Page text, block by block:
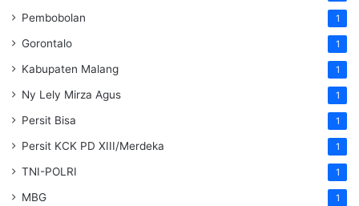
Pembobolan 1
Gorontalo 1
Kabupaten Malang 1
Ny Lely Mirza Agus 1
Persit Bisa 1
Persit KCK PD XIII/Merdeka 1
TNI-POLRI 1
MBG 1